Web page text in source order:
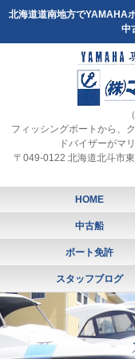
北海道道南地方でYAMAHA
中
フィッシングボートから、
ドバイザーがマ
〒049-0122 北海道北斗市
HOME
中古船
ボート免許
スタッフブログ